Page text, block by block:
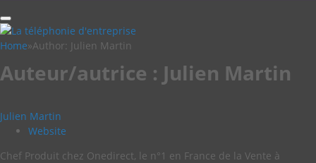
Home»Author: Julien Martin
Auteur/autrice : Julien Martin
Julien Martin
Website
Chef Produit chez Onedirect, le n°1 en France de la Vente à